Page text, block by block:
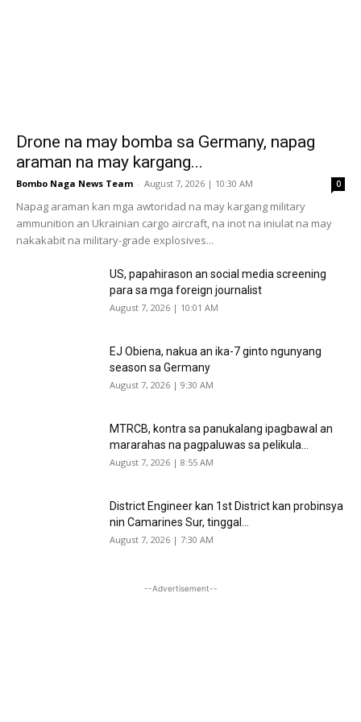
Drone na may bomba sa Germany, napag
araman na may kargang...
Bombo Naga News Team - August 7, 2026 | 10:30 AM 0
Napag araman kan mga awtoridad na may kargang military
ammunition an Ukrainian cargo aircraft, na inot na iniulat na may
nakakabit na military-grade explosives...
US, papahirason an social media screening
para sa mga foreign journalist
August 7, 2026 | 10:01 AM
EJ Obiena, nakua an ika-7 ginto ngunyang
season sa Germany
August 7, 2026 | 9:30 AM
MTRCB, kontra sa panukalang ipagbawal an
mararahas na pagpaluwas sa pelikula...
August 7, 2026 | 8:55 AM
District Engineer kan 1st District kan probinsya
nin Camarines Sur, tinggal...
August 7, 2026 | 7:30 AM
--Advertisement--